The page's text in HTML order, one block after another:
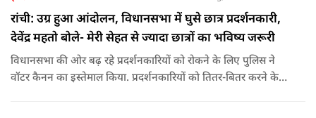
रांची: उग्र हुआ आंदोलन, विधानसभा में घुसे छात्र प्रदर्शनकारी,
देवेंद्र महतो बोले- मेरी सेहत से ज्यादा छात्रों का भविष्य जरूरी
विधानसभा की ओर बढ़ रहे प्रदर्शनकारियों को रोकने के लिए पुलिस ने
वॉटर कैनन का इस्तेमाल किया. प्रदर्शनकारियों को तितर-बितर करने के